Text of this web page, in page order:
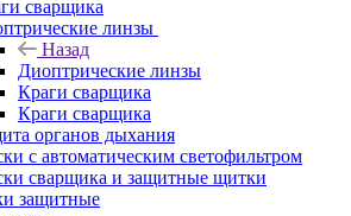
сварщика
линзы
Назад
Диоптрические линзы
Краги сварщика
Краги сварщика
органов дыхания
с автоматическим светофильтром
сварщика и защитные щитки
защитные